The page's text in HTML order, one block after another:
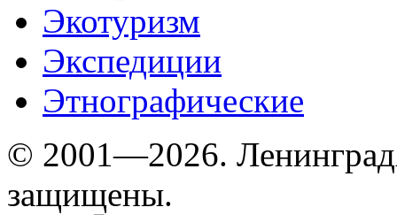
Экотуризм
Экспедиции
Этнографические
© 2001—2026.
защищены.